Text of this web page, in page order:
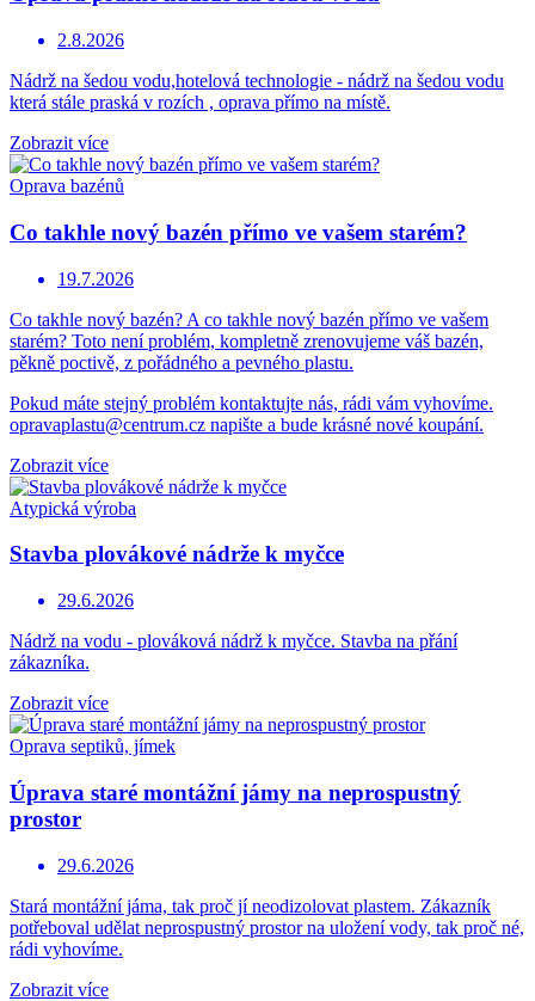
2.8.2026
Nádrž na šedou vodu,hotelová technologie - nádrž na šedou vodu
která stále praská v rozích , oprava přímo na místě.
Zobrazit více
Oprava bazénů
Co takhle nový bazén přímo ve vašem starém?
19.7.2026
Co takhle nový bazén? A co takhle nový bazén přímo ve vašem
starém? Toto není problém, kompletně zrenovujeme váš bazén,
pěkně poctivě, z pořádného a pevného plastu.
Pokud máte stejný problém kontaktujte nás, rádi vám vyhovíme.
opravaplastu@centrum.cz napište a bude krásné nové koupání.
Zobrazit více
Atypická výroba
Stavba plovákové nádrže k myčce
29.6.2026
Nádrž na vodu - plováková nádrž k myčce. Stavba na přání
zákazníka.
Zobrazit více
Oprava septiků, jímek
Úprava staré montážní jámy na neprospustný
prostor
29.6.2026
Stará montážní jáma, tak proč jí neodizolovat plastem. Zákazník
potřeboval udělat neprospustný prostor na uložení vody, tak proč né,
rádi vyhovíme.
Zobrazit více